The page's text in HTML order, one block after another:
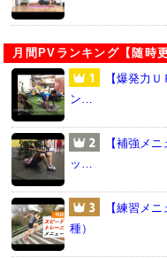
月間PVランキング【随時更
【爆発力
ン…
【補強メ
ッ…
【練習メ
種）